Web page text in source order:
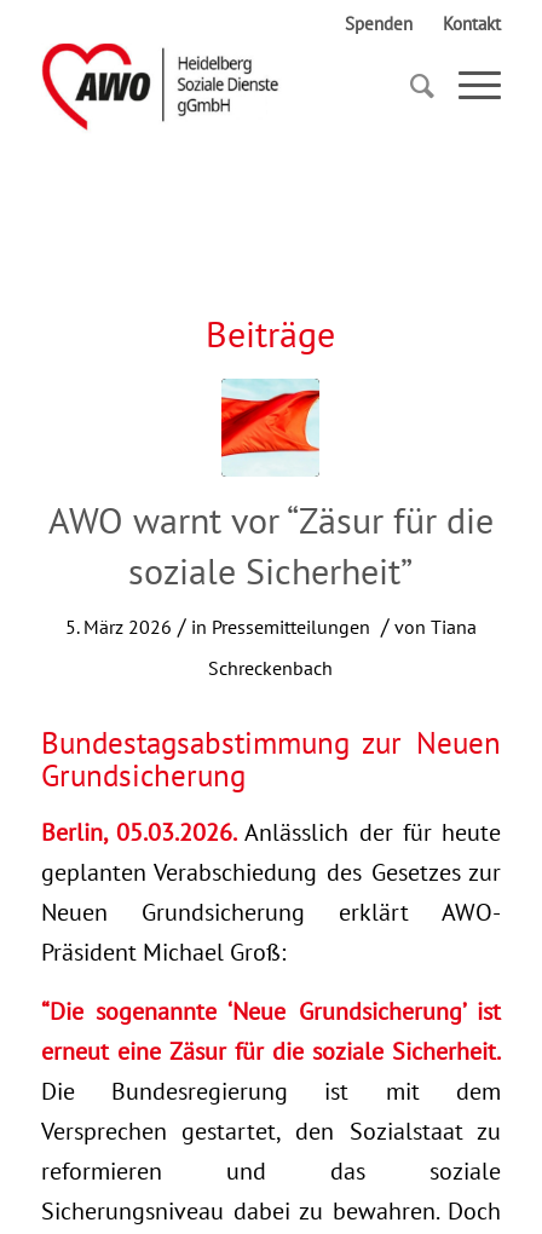
Spenden Kontakt
Startseite Bundesregierung
Beiträge
AWO warnt vor “Zäsur für die
soziale Sicherheit”
5. März 2026 / in Pressemitteilungen / von Tiana
Schreckenbach
Bundestagsabstimmung zur Neuen
Grundsicherung
Berlin, 05.03.2026.Anlässlich der für heute
geplanten Verabschiedung des Gesetzes zur
Neuen Grundsicherung erklärt AWO-
Präsident Michael Groß:
“Die sogenannte ‘Neue Grundsicherung’ ist
erneut eine Zäsur für die soziale Sicherheit.
Die Bundesregierung ist mit dem
Versprechen gestartet, den Sozialstaat zu
reformieren und das soziale
Sicherungsniveau dabei zu bewahren. Doch